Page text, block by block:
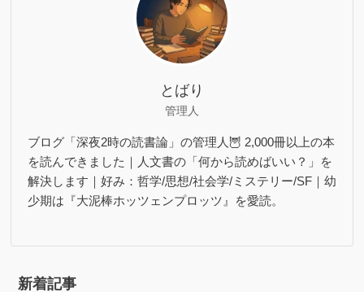
とばり
管理人
ブログ「深夜2時の読書論」の管理人🦉 2,000冊以上の本
を読んできました｜人文書の「何から読めばいい？」を
解決します｜好み：哲学/思想/社会学/ミステリー/SF｜幼
少期は『大泥棒ホッツェンプロッツ』を愛読。
新着記事